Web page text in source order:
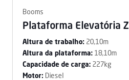
Booms
Plataforma Elevatória
Altura de trabalho: 20,10m
Altura da plataforma: 18,10m
Capacidade de carga: 227kg
Motor: Diesel